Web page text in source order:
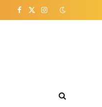
Facebook
X
Instagram